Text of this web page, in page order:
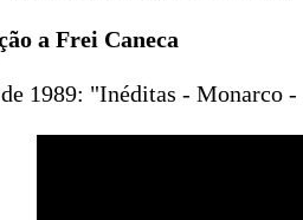
a Frei Caneca
1989: "Inéditas - Monarco